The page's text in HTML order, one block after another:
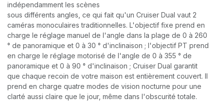
indépendamment les scènes
sous différents angles, ce qui fait qu'un Cruiser Dual vaut 2
caméras monoculaires traditionnelles. L'objectif fixe prend en
charge le réglage manuel de l'angle dans la plage de 0 à 260
° de panoramique et 0 à 30 ° d'inclinaison ; l'objectif PT prend
en charge le réglage motorisé de l'angle de 0 à 355 ° de
panoramique et 0 à 90 ° d'inclinaison ; Cruiser Dual garantit
que chaque recoin de votre maison est entièrement couvert. Il
prend en charge quatre modes de vision nocturne pour une
clarté aussi claire que le jour, même dans l'obscurité totale.